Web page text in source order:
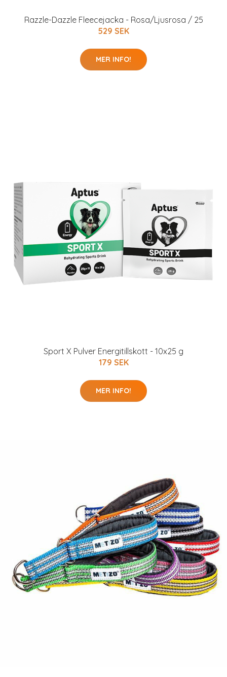
Razzle-Dazzle Fleecejacka - Rosa/Ljusrosa / 25
529 SEK
MER INFO!
Sport X Pulver Energitillskott - 10x25 g
179 SEK
MER INFO!